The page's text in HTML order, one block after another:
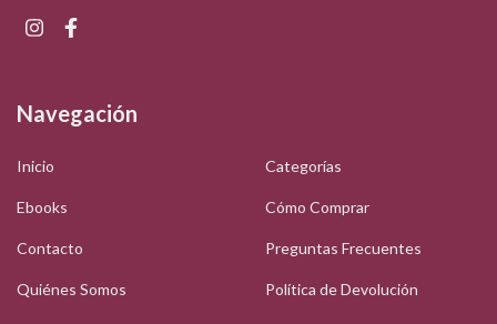
Navegación
Inicio Categorías
Ebooks Cómo Comprar
Contacto Preguntas Frecuentes
Quiénes Somos Política de Devolución